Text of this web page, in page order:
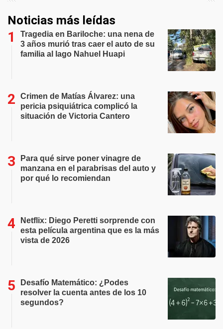
Noticias más leídas
Tragedia en Bariloche: una nena de
3 años murió tras caer el auto de su
familia al lago Nahuel Huapi
Crimen de Matías Álvarez: una
pericia psiquiátrica complicó la
situación de Victoria Cantero
Para qué sirve poner vinagre de
manzana en el parabrisas del auto y
por qué lo recomiendan
Netflix: Diego Peretti sorprende con
esta película argentina que es la más
vista de 2026
Desafío Matemático: ¿Podes
resolver la cuenta antes de los 10
segundos?